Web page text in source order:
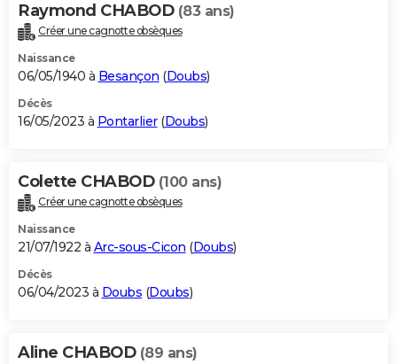
Raymond CHABOD (83 ans)
Créer une cagnotte obsèques
Naissance
06/05/1940 à Besançon (Doubs)
Décès
16/05/2023 à Pontarlier(Doubs)
Colette CHABOD (100 ans)
Créer une cagnotte obsèques
Naissance
21/07/1922 à Arc-sous-Cicon (Doubs)
Décès
06/04/2023 à Doubs (Doubs)
Aline CHABOD (89 ans)